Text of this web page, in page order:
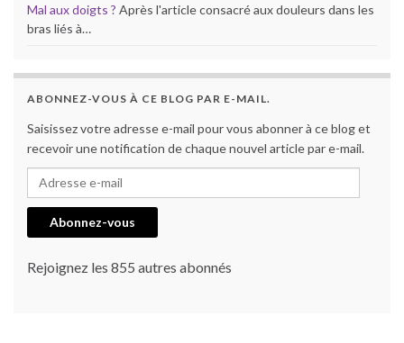
Mal aux doigts ? Après l'article consacré aux douleurs dans les
bras liés à…
ABONNEZ-VOUS À CE BLOG PAR E-MAIL.
Saisissez votre adresse e-mail pour vous abonner à ce blog et
recevoir une notification de chaque nouvel article par e-mail.
Adresse e-mail
Abonnez-vous
Rejoignez les 855 autres abonnés